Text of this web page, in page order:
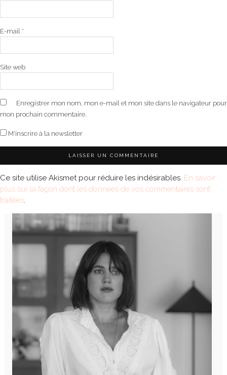
E-mail *
Site web
Enregistrer mon nom, mon e-mail et mon site dans le navigateur pour
mon prochain commentaire.
M'inscrire à la newsletter
Ce site utilise Akismet pour réduire les indésirables. En savoir
plus sur la façon dont les données de vos commentaires sont
traitées.